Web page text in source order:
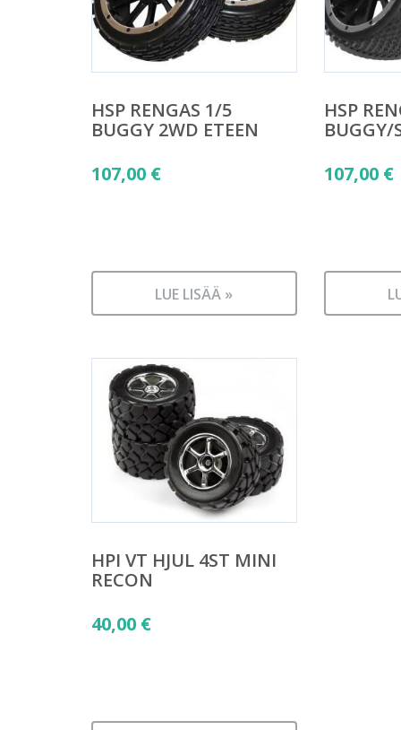
HSP RENGAS 1/5
BUGGY 2WD ETEEN
107,00 €
LUE LISÄÄ »
HSP
BUGGY/
107,00 €
HPI VT HJUL 4ST MINI
RECON
40,00 €